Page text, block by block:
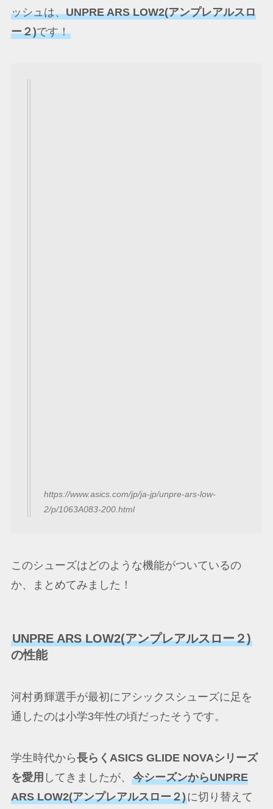
ッシュは、UNPRE ARS LOW2(アンプレアルスロ
ー２)です！
https://www.asics.com/jp/ja-jp/unpre-ars-low-
2/p/1063A083-200.html
このシューズはどのような機能がついているの
か、まとめてみました！
UNPRE ARS LOW2(アンプレアルスロー２)
の性能
河村勇輝選手が最初にアシックスシューズに足を
通したのは小学3年性の頃だったそうです。
学生時代から長らくASICS GLIDE NOVAシリーズ
を愛用 してきましたが、 今シーズンからUNPRE
ARS LOW2(アンプレアルスロー２)に切り替えて